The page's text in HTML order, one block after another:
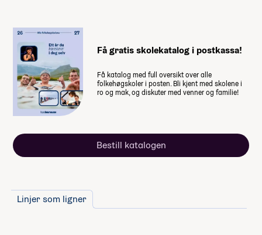
Studiestøtten for neste år vedtas av
Stortinget i desember, ny beløp for
studiestøtte legges inn etter det.
Summen du må dekke selv
99 700,-
Når du takker ja til skoleplassen må du
betale et administrasjonsgebyr. Resten av
summen betaler du månedsvis gjennom
Inkludert i prisen er: Alle spelarlisensar du
Få gratis skolekatalog i postkassa!
Få katalog med full oversikt over alle
folkehøgskoler i posten. Bli kjent med skolene i
ro og mak, og diskuter med venner og familie!
Bestill katalogen
Linjer som ligner